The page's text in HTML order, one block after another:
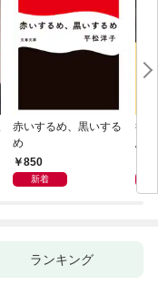
赤いするめ、黒いする
め
850
新着
行
思
ランキング